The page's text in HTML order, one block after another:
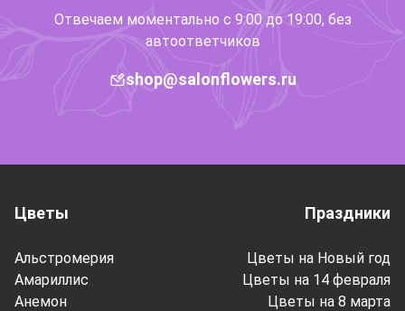
Отвечаем моментально с 9:00 до 19:00, без
автоответчиков
shop@salonflowers.ru
Цветы
Альстромерия
Амариллис
Анемон
Праздники
Цветы на Новый год
Цветы на 14 февраля
Цветы на 8 марта